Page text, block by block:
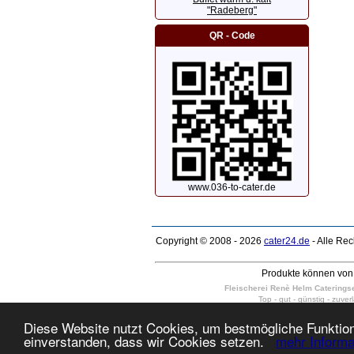
Diese Website nutzt Cookies, um bestmögliche
einverstanden, dass wir Cookies setzen.mehr
"Radeberg"
QR - Code
www.036-to-cater.de
Copyright © 2008 - 2026 cater24.de - Alle
Produkte können
Fleischerei Renè Helm
Top - gut - günstig -
10 - 400 Personen in Dresden
täglich auch am Sonntag und